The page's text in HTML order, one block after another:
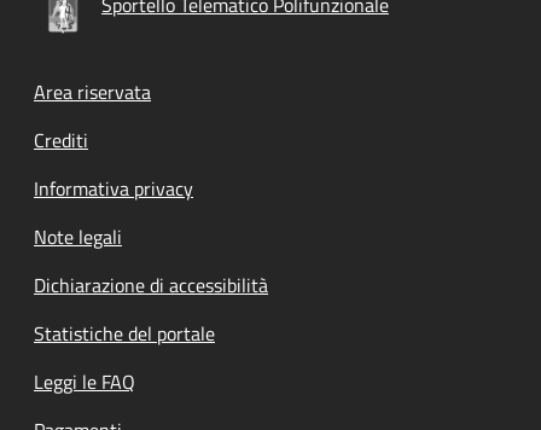
Footer menu
Area riservata
Crediti
Informativa privacy
Note legali
Dichiarazione di accessibilità
Statistiche del portale
Leggi le FAQ